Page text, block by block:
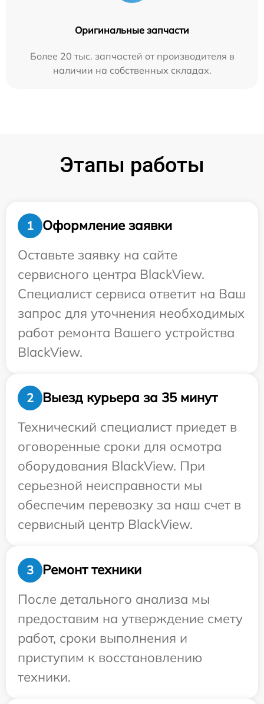
Оригинальные запчасти
Более 20 тыс. запчастей от производителя в
наличии на собственных складах.
Этапы работы
1
Оформление заявки
Оставьте заявку на сайте
сервисного центра BlackView.
Специалист сервиса ответит на Ваш
запрос для уточнения необходимых
работ ремонта Вашего устройства
BlackView.
2
Выезд курьера за 35 минут
Технический специалист приедет в
оговоренные сроки для осмотра
оборудования BlackView. При
серьезной неисправности мы
обеспечим перевозку за наш счет в
сервисный центр BlackView.
3
Ремонт техники
После детального анализа мы
предоставим на утверждение смету
работ, сроки выполнения и
приступим к восстановлению
техники.